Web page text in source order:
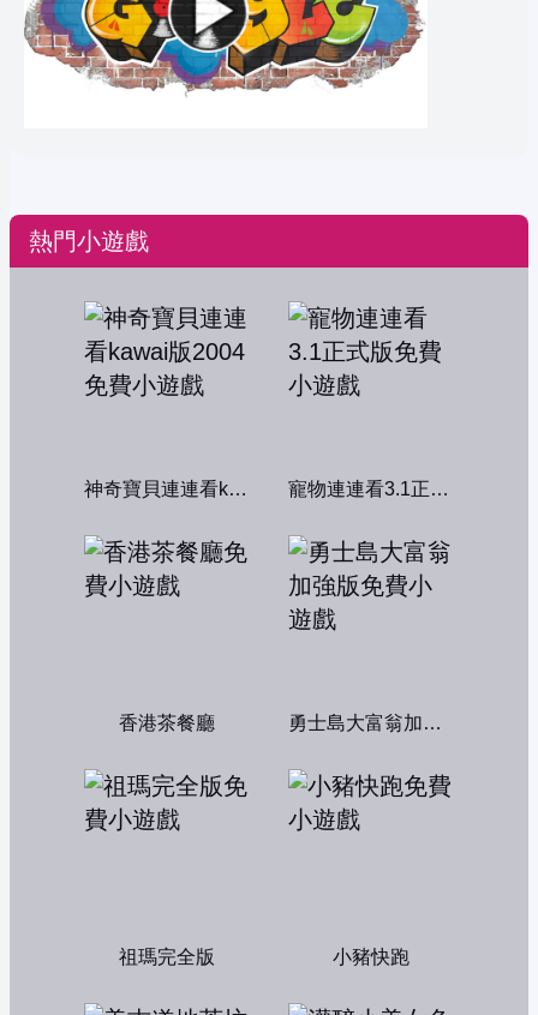
熱門小遊戲
神奇寶貝連連看kawai版2004 寵物連連看3.1正式版
香港茶餐廳 勇士島大富翁加強版
祖瑪完全版 小豬快跑